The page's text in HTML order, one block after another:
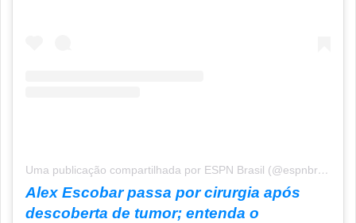
Uma publicação compartilhada por ESPN Brasil (@espnbrasil)
Alex Escobar passa por cirurgia após
descoberta de tumor; entenda o